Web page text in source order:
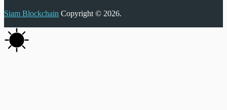
Siam Blockchain Copyright © 2026.